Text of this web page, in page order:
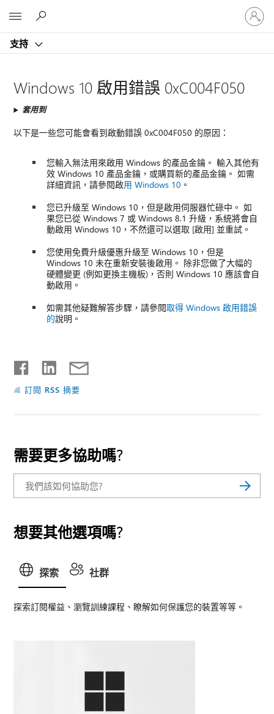
支持
登
入
您
Windows 10 啟用錯誤 0xC004F050
套用到
以下是一些您可能會看到啟動錯誤 0xC004F050 的原因：
您輸入無法用來啟用 Windows 的產品金鑰。 輸入其他有
效 Windows 10 產品金鑰，或購買新的產品金鑰。 如需
詳細資訊，請參閱啟用 Windows 10 。
您已升級至 Windows 10，但是啟用伺服器忙碌中。 如
果您已從 Windows 7 或 Windows 8.1 升級，系統將會自
動啟用 Windows 10，不然還可以選取 [啟用] 並重試。
您使用免費升級優惠升級至 Windows 10，但是
Windows 10 未在重新安裝後啟用。 除非您做了大幅的
硬體變更 (例如更換主機板)，否則 Windows 10 應該會自
動啟用。
如需其他疑難解答步驟，請參閱取得 Windows 啟用錯誤
的說明。
訂閱 RSS 摘要
需要更多協助嗎?
想要其他選項嗎?
探索 社群
探索訂閱權益、瀏覽訓練課程、瞭解如何保護您的裝置等等。